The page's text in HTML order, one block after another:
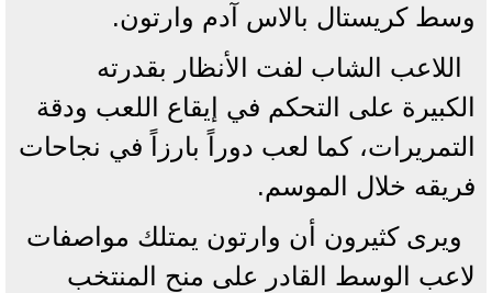
وسط كريستال بالاس آدم وارتون.
اللاعب الشاب لفت الأنظار بقدرته
الكبيرة على التحكم في إيقاع اللعب ودقة
التمريرات، كما لعب دوراً بارزاً في نجاحات
فريقه خلال الموسم.
ويرى كثيرون أن وارتون يمتلك مواصفات
لاعب الوسط القادر على منح المنتخب